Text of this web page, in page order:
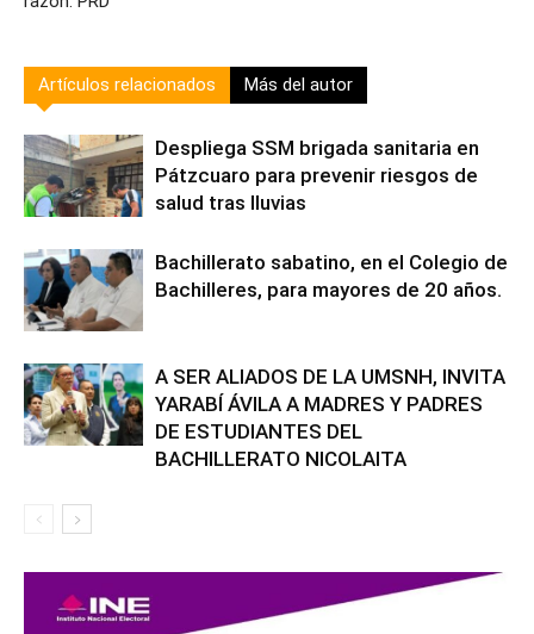
Artículos relacionados Más del autor
Despliega SSM brigada sanitaria en
Pátzcuaro para prevenir riesgos de
salud tras lluvias
Bachillerato sabatino, en el Colegio de
Bachilleres, para mayores de 20 años.
A SER ALIADOS DE LA UMSNH, INVITA
YARABÍ ÁVILA A MADRES Y PADRES
DE ESTUDIANTES DEL
BACHILLERATO NICOLAITA